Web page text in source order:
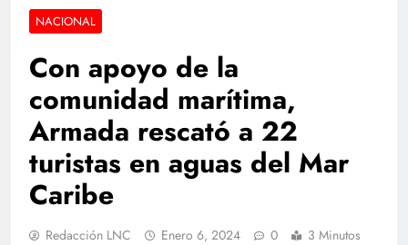
NACIONAL
Con apoyo de la
comunidad marítima,
Armada rescató a 22
turistas en aguas del Mar
Caribe
Redacción LNC Enero 6, 2024 0 3 Minutos